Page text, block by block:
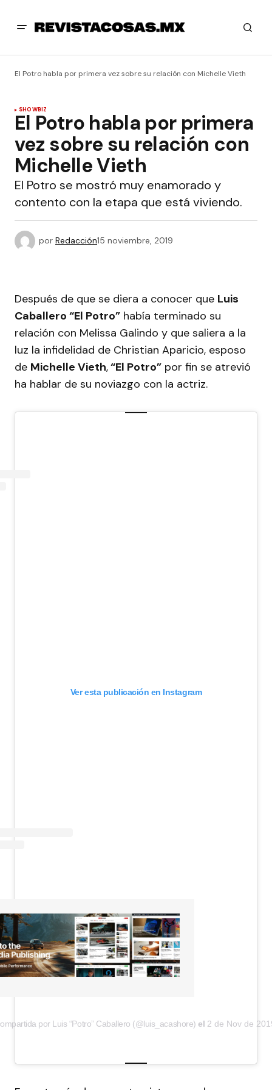
El Potro habla por primera vez sobre su relación con Michelle Vieth
SHOWBIZ
El Potro habla por primera
vez sobre su relación con
Michelle Vieth
El Potro se mostró muy enamorado y
contento con la etapa que está viviendo.
por Redacción15 noviembre, 2019
Después de que se diera a conocer que Luis
Caballero “El Potro” había terminado su
relación con Melissa Galindo y que saliera a la
luz la infidelidad de Christian Aparicio, esposo
de Michelle Vieth,“El Potro” por fin se atrevió
ha hablar de su noviazgo con la actriz.
Ver esta publicación en Instagram
por Luis “Potro” Caballero (@luis_acashore) el 2 de Nov de